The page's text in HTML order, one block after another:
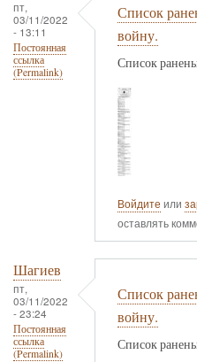
пт,
03/11/2022
- 13:11
Постоянная
ссылка
(Permalink)
Список
войну.
Список
Войдите или
оставлять
Шагиев
пт,
03/11/2022
- 23:24
Постоянная
ссылка
(Permalink)
Список
войну.
Список